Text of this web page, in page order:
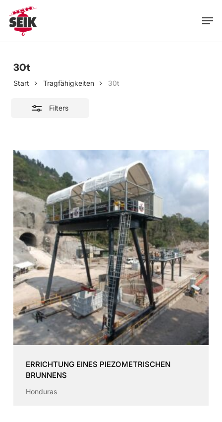
main
30t
Start Tragfähigkeiten 30t
Filters
ERRICHTUNG EINES PIEZOMETRISCHEN
BRUNNENS
Honduras